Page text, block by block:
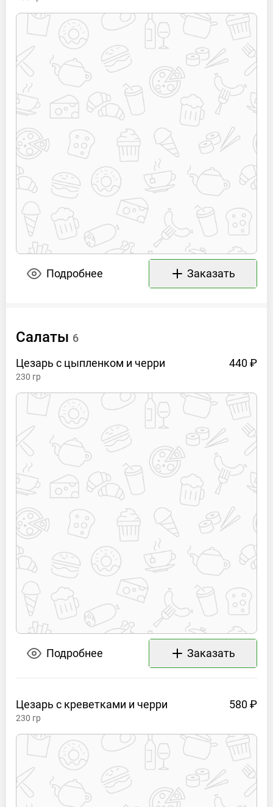
Подробнее Заказать
Салаты 6
Цезарь с цыпленком и черри 440 ₽
230 гр
Подробнее Заказать
Цезарь с креветками и черри 580 ₽
230 гр